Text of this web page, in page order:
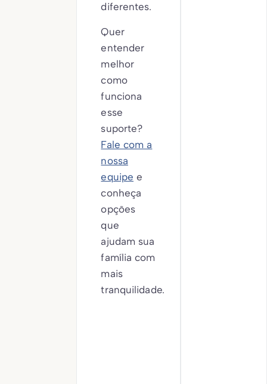
diferentes.
Quer
entender
melhor
como
funciona
esse
suporte?
Fale com a
nossa
equipe e
conheça
opções
que
ajudam sua
família com
mais
tranquilidade.